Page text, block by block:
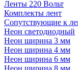
Ленты 220 Вольт
Комплекты лент
Сопутствующие к
Неон светодиодный
Неон ширина 3 мм
Неон ширина 4 мм
Неон ширина 6 мм
Неон ширина 8 мм